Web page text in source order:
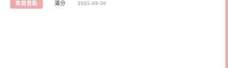
高雄景點 滿分 2025-09-30